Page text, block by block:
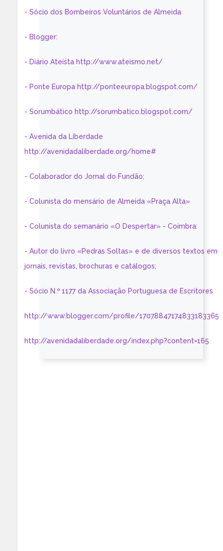
- Sócio dos Bombeiros Voluntários de Almeida
- Blogger:
- Diário Ateísta http://www.ateismo.net/
- Ponte Europa http://ponteeuropa.blogspot.com/
- Sorumbático http://sorumbatico.blogspot.com/
- Avenida da Liberdade
http://avenidadaliberdade.org/home#
- Colaborador do Jornal do Fundão;
- Colunista do mensário de Almeida «Praça Alta»
- Colunista do semanário «O Despertar» - Coimbra:
- Autor do livro «Pedras Soltas» e de diversos textos em
jornais, revistas, brochuras e catálogos;
- Sócio N.º 1177 da Associação Portuguesa de Escritores
http://www.blogger.com/profile/17078847174833183365
http://avenidadaliberdade.org/index.php?content=165